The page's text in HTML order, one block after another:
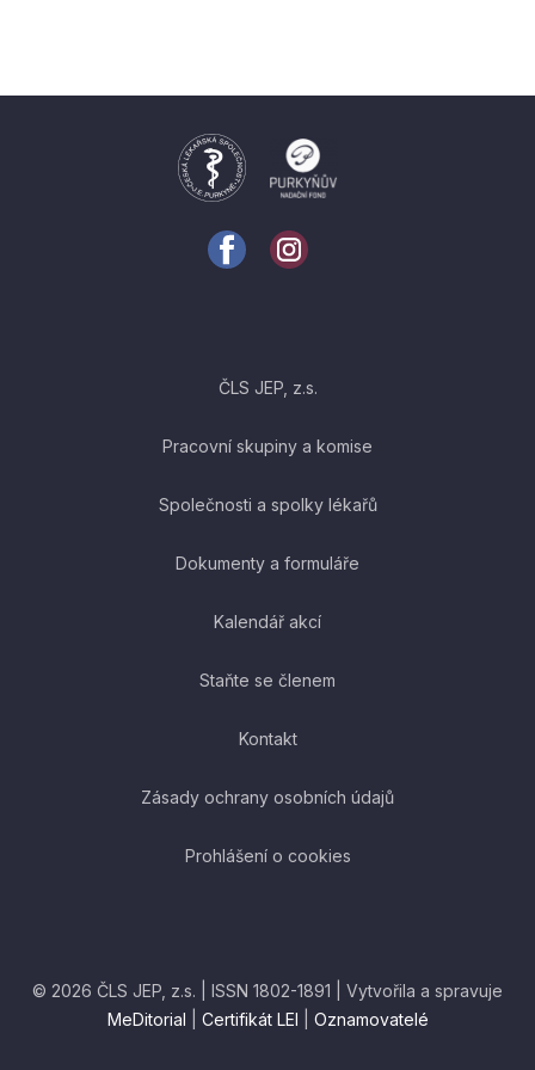
ČLS JEP, z.s.
Pracovní skupiny a komise
Společnosti a spolky lékařů
Dokumenty a formuláře
Kalendář akcí
Staňte se členem
Kontakt
Zásady ochrany osobních údajů
Prohlášení o cookies
© 2026 ČLS JEP, z.s. | ISSN 1802-1891 | Vytvořila a spravuje
MeDitorial
Certifikát LEI Oznamovatelé